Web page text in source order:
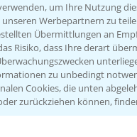
um Ihre Nutzung
Werbepartnern zu
Übermittlungen an
Risiko, dass Ihre derart
zu unbedingt
Cookies, die unten
zurückziehen können,